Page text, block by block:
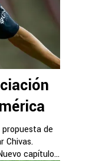
de
Chivas.
capítulo...